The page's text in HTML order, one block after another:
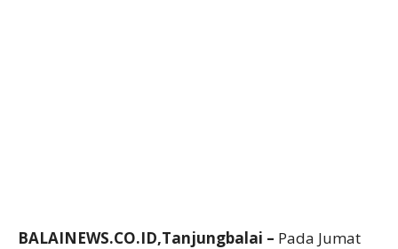
BALAINEWS.CO.ID,Tanjungbalai – Pada Jumat